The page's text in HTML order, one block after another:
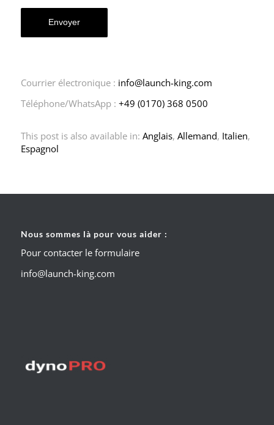
Courrier électronique : info@launch-king.com
Téléphone/WhatsApp : +49 (0170) 368 0500
This post is also available in: Anglais Allemand Italien
Espagnol
Nous sommes là pour vous aider :
Pour contacter le formulaire
info@launch-king.com